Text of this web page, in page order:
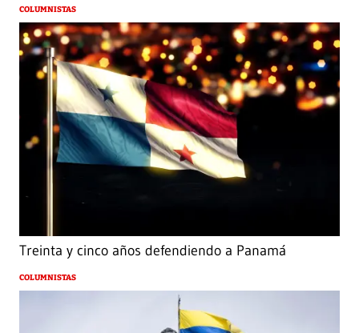
COLUMNISTAS
Treinta y cinco años defendiendo a Panamá
COLUMNISTAS